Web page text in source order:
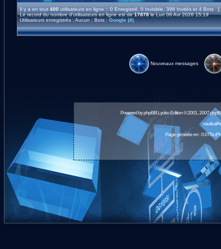
Il y a en tout 400utilisateurs en ligne :: 0 Enregistré, 0 Invisible, 396 Invités et 4 Bots [
Le record du nombre d'utilisateurs en ligne est de17878le Lun 06 Avr 2026 15:19
Utilisateurs enregistrés : Aucun ; Bots : Google (4)
Nouveaux messages
Powered byphpBBLyoko Edition © 2001, 2007
Page générée en : 0.075s